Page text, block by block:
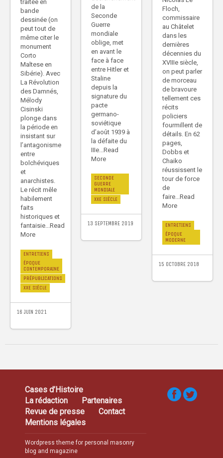
traitée en
bande
dessinée (on
peut tout de
même citer le
monument
Corto
Maltese en
Sibérie). Avec
La Révolution
des Damnés,
Mélody
Cisinski
plonge dans
la période en
insistant sur
l’antagonisme
entre
bolchéviques
et
anarchistes.
Le récit mêle
habilement
faits
historiques et
fantaisie...Read
More
ENTRETIENS
ÉPOQUE
CONTEMPORAINE
PRÉPUBLICATIONS
XXE SIÈCLE
16 JUIN 2021
de la
Seconde
Guerre
mondiale
oblige, met
en avant le
face à face
entre Hitler et
Staline
depuis la
signature du
pacte
germano-
soviétique
d’août 1939 à
la défaite du
IIIe...Read
More
SECONDE
GUERRE
MONDIALE
XXE SIÈCLE
13 SEPTEMBRE 2019
Floch,
commissaire
au Châtelet
dans les
dernières
décennies du
XVIIIe siècle,
on peut parler
de morceau
de bravoure
tellement ces
récits
policiers
fourmillent de
détails. En 62
pages,
Dobbs et
Chaiko
réussissent le
tour de force
de
faire...Read
More
ENTRETIENS
ÉPOQUE
MODERNE
15 OCTOBRE 2018
Cases d’Histoire
La rédaction
Partenaires
Revue de presse
Contact
Mentions légales
Wordpress theme for personal masonry
blog and magazine